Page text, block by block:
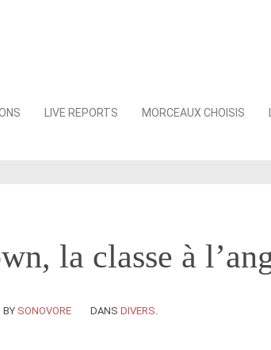
LIVE REPORTS MORCEAUX CHOISIS
la classe à
BY SONOVORE DANS DIVERS